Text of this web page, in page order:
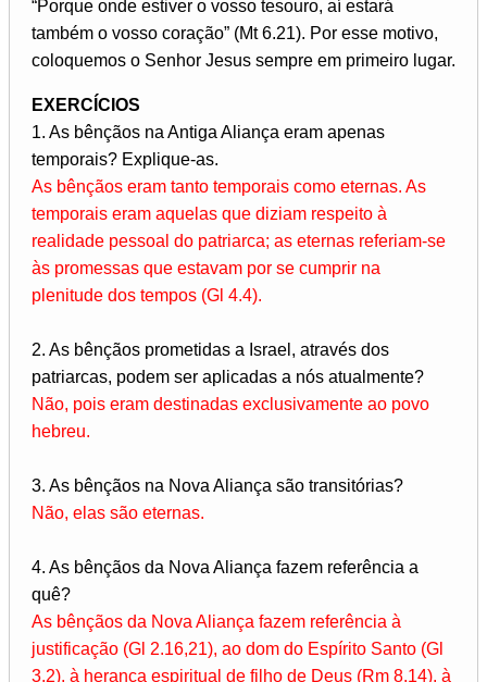
“Porque onde estiver o vosso tesouro, aí estará
também o vosso coração” (Mt 6.21). Por esse motivo,
coloquemos o Senhor Jesus sempre em primeiro lugar.
EXERCÍCIOS
1. As bênçãos na Antiga Aliança eram apenas
temporais? Explique-as.
As bênçãos eram tanto temporais como eternas. As
temporais eram aquelas que diziam respeito à
realidade pessoal do patriarca; as eternas referiam-se
às promessas que estavam por se cumprir na
plenitude dos tempos (Gl 4.4).
2. As bênçãos prometidas a Israel, através dos
patriarcas, podem ser aplicadas a nós atualmente?
Não, pois eram destinadas exclusivamente ao povo
hebreu.
3. As bênçãos na Nova Aliança são transitórias?
Não, elas são eternas.
4. As bênçãos da Nova Aliança fazem referência a
quê?
As bênçãos da Nova Aliança fazem referência à
justificação (Gl 2.16,21), ao dom do Espírito Santo (Gl
3.2), à herança espiritual de filho de Deus (Rm 8.14), à